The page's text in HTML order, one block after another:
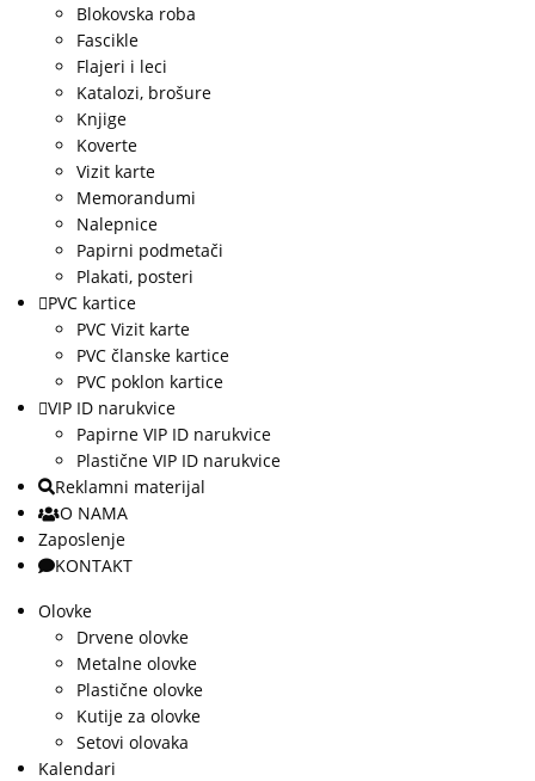
Blokovska roba
Fascikle
Flajeri i leci
Katalozi, brošure
Knjige
Koverte
Vizit karte
Memorandumi
Nalepnice
Papirni podmetači
Plakati, posteri
PVC kartice
PVC Vizit karte
PVC članske kartice
PVC poklon kartice
VIP ID narukvice
Papirne VIP ID narukvice
Plastične VIP ID narukvice
Reklamni materijal
O NAMA
Zaposlenje
KONTAKT
Olovke
Drvene olovke
Metalne olovke
Plastične olovke
Kutije za olovke
Setovi olovaka
Kalendari